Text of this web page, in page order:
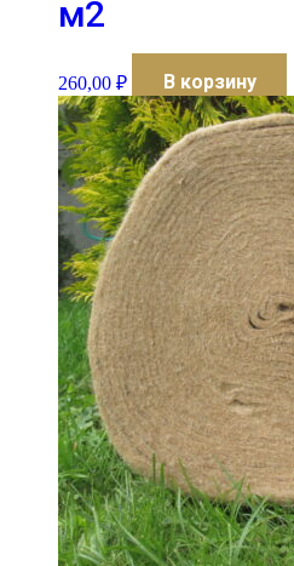
м2
260,00 ₽ В корзину